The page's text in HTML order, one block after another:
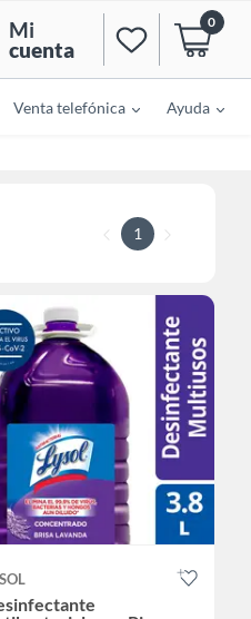
Mi
cuenta
0
Venta telefónica Ayuda
1